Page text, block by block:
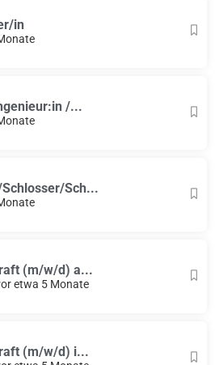
in
/...
Sch...
(m/w/d) a...
etwa 5 Monate
(m/w/d) i...